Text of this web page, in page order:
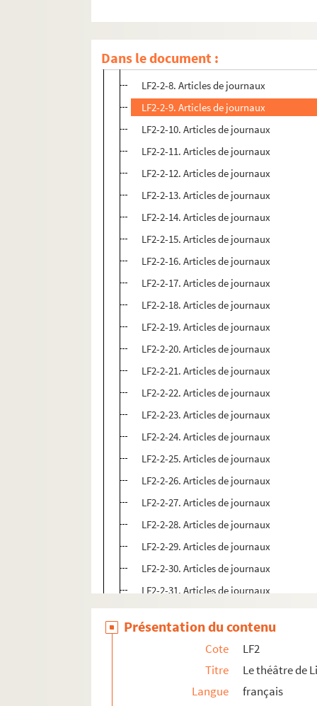
Dans le document :
LF2-2-5. Articles de journaux
LF2-2-6. Articles de journaux
LF2-2-7. Articles de journaux
LF2-2-8. Articles de journaux
LF2-2-9. Articles de journaux
LF2-2-10. Articles de journaux
LF2-2-11. Articles de journaux
LF2-2-12. Articles de journaux
LF2-2-13. Articles de journaux
LF2-2-14. Articles de journaux
LF2-2-15. Articles de journaux
LF2-2-16. Articles de journaux
LF2-2-17. Articles de journaux
LF2-2-18. Articles de journaux
LF2-2-19. Articles de journaux
LF2-2-20. Articles de journaux
LF2-2-21. Articles de journaux
LF2-2-22. Articles de journaux
LF2-2-23. Articles de journaux
LF2-2-24. Articles de journaux
LF2-2-25. Articles de journaux
LF2-2-26. Articles de journaux
LF2-2-27. Articles de journaux
LF2-2-28. Articles de journaux
LF2-2-29. Articles de journaux
LF2-2-30. Articles de journaux
LF2-2-31. Articles de journaux
LF2-2-32. Articles de journaux
LF2-2-33. Articles de journaux
LF2-2-34. Articles de journaux
LF2-2-35. Articles de journaux
LF2-2-36. Articles de journaux
Présentation du contenu
Cote
LF2
Titre
Le théâtre de
Langue
français